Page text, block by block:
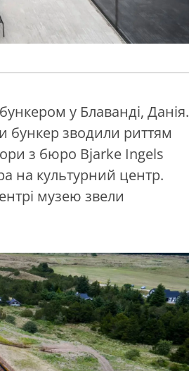
у Блаванді, Данія.
бункер зводили риттям
з бюро Bjarke Ingels
на культурний центр.
музею звели